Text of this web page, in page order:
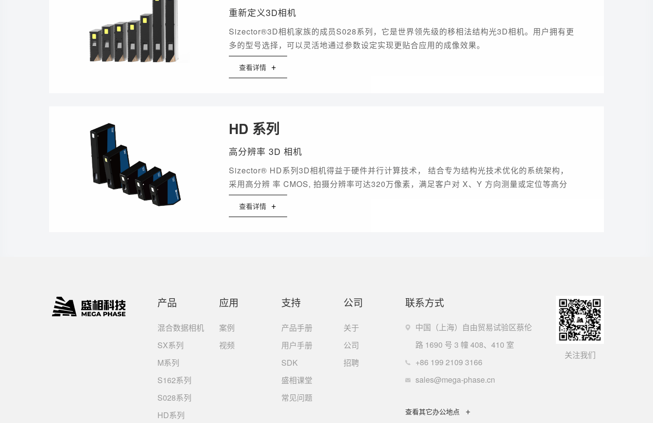
重新定义3D相机
Sizector®3D相机家族的成员S028系列，它是世界领先级的移相法结构光3D相机。用户拥有更
多的型号选择，可以灵活地通过参数设定实现更贴合应用的成像效果。
查看详情 +
HD 系列
高分辨率 3D 相机
Sizector® HD系列3D相机得益于硬件并行计算技术， 结合专为结构光技术优化的系统架构，
采用高分辨 率 CMOS, 拍摄分辨率可达320万像素，满足客户对 X、Y 方向测量或定位等高分
辨率画面输出的需求。
查看详情 +
产品
混合数据相机
SX系列
M系列
S162系列
S028系列
HD系列
应用
案例
视频
支持
产品手册
用户手册
SDK
盛相课堂
常见问题
公司
关于
公司
招聘
联系方式
中国（上海）自由贸易试验区蔡伦
路 1690 号 3 幢 408、410 室
+86 199 2109 3166
sales@mega-phase.cn
查看其它办公地点 +
关注我们